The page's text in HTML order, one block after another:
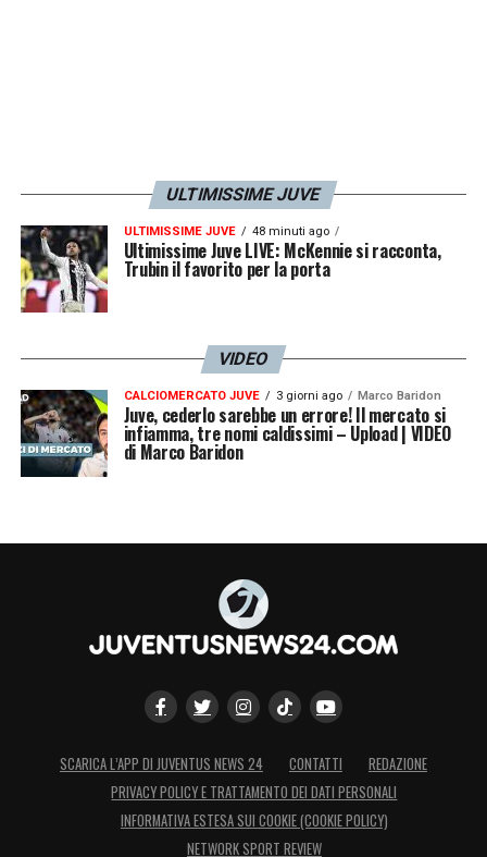
ULTIMISSIME JUVE
ULTIMISSIME JUVE 48 minuti ago
Ultimissime Juve LIVE: McKennie si racconta,
Trubin il favorito per la porta
VIDEO
CALCIOMERCATO JUVE 3 giorni ago Marco Baridon
Juve, cederlo sarebbe un errore! Il mercato si
infiamma, tre nomi caldissimi – Upload | VIDEO
di Marco Baridon
SCARICA L’APP DI JUVENTUS NEWS 24 CONTATTI
REDAZIONE
PRIVACY POLICY E TRATTAMENTO DEI DATI PERSONALI
INFORMATIVA ESTESA SUI COOKIE (COOKIE POLICY)
NETWORK SPORT REVIEW